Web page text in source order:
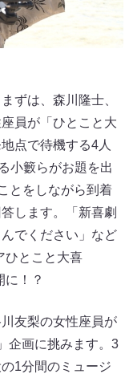
ずは、森川隆士、
員が「ひとこと大
点で待機する4人
小籔らがお題を出
とをしながら到着
します。「新喜劇
でください」など
ひとこと大喜
に！？
友梨の女性座員が
企画に挑みます。3
1分間のミュージ